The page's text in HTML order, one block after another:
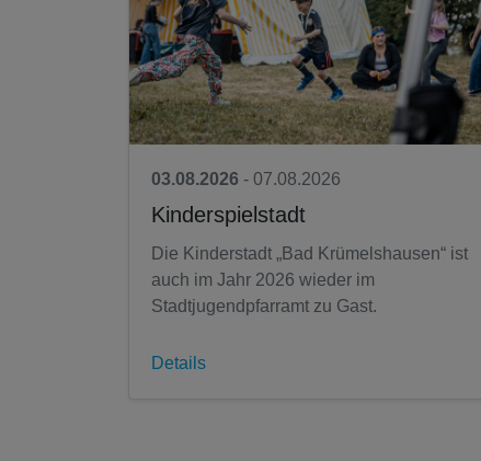
03.08.2026 - 07.08.2026
Kinderspielstadt
Die Kinderstadt „Bad Krümelshausen“ ist
auch im Jahr 2026 wieder im
Stadtjugendpfarramt zu Gast.
Details